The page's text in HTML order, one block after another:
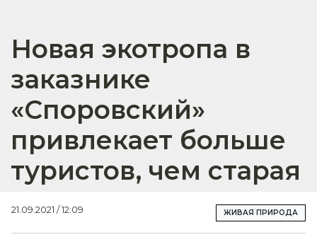
Новая экотропа в
заказнике
«Споровский»
привлекает больше
туристов, чем старая
21.09.2021 / 12:09 ЖИВАЯ ПРИРОДА